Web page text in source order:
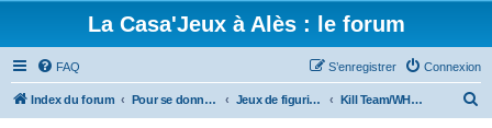
La Casa'Jeux à Alès : le forum
FAQ Connexion
S’enregistrer
Index du forum Pour se donner rendez-vous, et parler des jeux que vous aimez Jeux de figurines Kill Team/WH40K